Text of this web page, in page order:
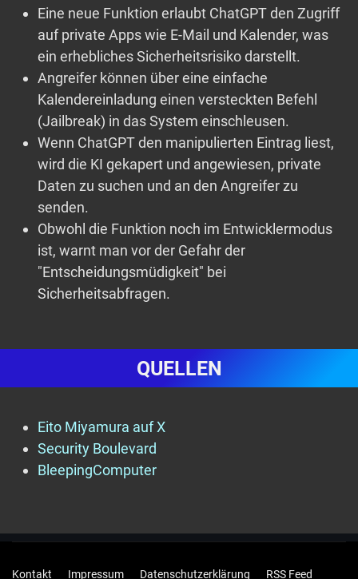
Eine neue Funktion erlaubt ChatGPT den Zugriff
auf private Apps wie E-Mail und Kalender, was
ein erhebliches Sicherheitsrisiko darstellt.
Angreifer können über eine einfache
Kalendereinladung einen versteckten Befehl
(Jailbreak) in das System einschleusen.
Wenn ChatGPT den manipulierten Eintrag liest,
wird die KI gekapert und angewiesen, private
Daten zu suchen und an den Angreifer zu
senden.
Obwohl die Funktion noch im Entwicklermodus
ist, warnt man vor der Gefahr der
"Entscheidungsmüdigkeit" bei
Sicherheitsabfragen.
QUELLEN
Eito Miyamura auf X
Security Boulevard
BleepingComputer
Kontakt Impressum Datenschutzerklärung RSS Feed